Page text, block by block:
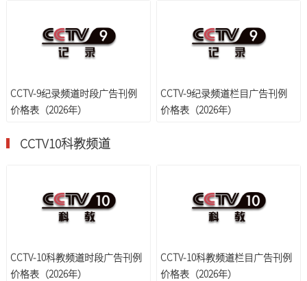
CCTV-9纪录频道时段广告刊例
价格表（2026年）
CCTV-9纪录频道栏目广告刊例
价格表（2026年）
CCTV10科教频道
CCTV-10科教频道时段广告刊例
价格表（2026年）
CCTV-10科教频道栏目广告刊例
价格表（2026年）